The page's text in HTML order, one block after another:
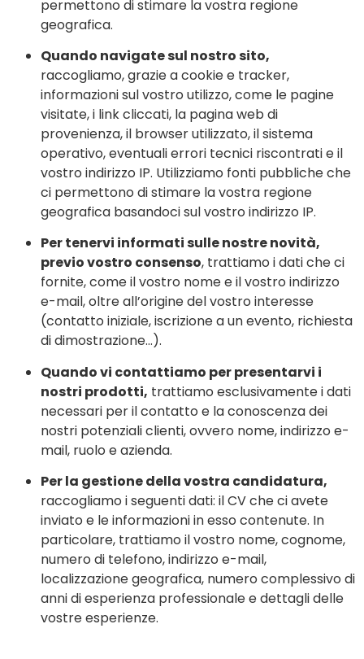
permettono di stimare la vostra regione
geografica.
Quando navigate sul nostro sito,
raccogliamo, grazie a cookie e tracker,
informazioni sul vostro utilizzo, come le pagine
visitate, i link cliccati, la pagina web di
provenienza, il browser utilizzato, il sistema
operativo, eventuali errori tecnici riscontrati e il
vostro indirizzo IP. Utilizziamo fonti pubbliche che
ci permettono di stimare la vostra regione
geografica basandoci sul vostro indirizzo IP.
Per tenervi informati sulle nostre novità,
previo vostro consenso, trattiamo i dati che ci
fornite, come il vostro nome e il vostro indirizzo
e-mail, oltre all’origine del vostro interesse
(contatto iniziale, iscrizione a un evento, richiesta
di dimostrazione…).
Quando vi contattiamo per presentarvi i
nostri prodotti, trattiamo esclusivamente i dati
necessari per il contatto e la conoscenza dei
nostri potenziali clienti, ovvero nome, indirizzo e-
mail, ruolo e azienda.
Per la gestione della vostra candidatura,
raccogliamo i seguenti dati: il CV che ci avete
inviato e le informazioni in esso contenute. In
particolare, trattiamo il vostro nome, cognome,
numero di telefono, indirizzo e-mail,
localizzazione geografica, numero complessivo di
anni di esperienza professionale e dettagli delle
vostre esperienze.